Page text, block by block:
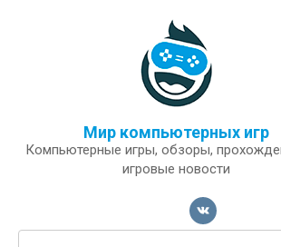
Мир компьютерных игр
Компьютерные игры, обзоры,
игровые новости
Поиск: